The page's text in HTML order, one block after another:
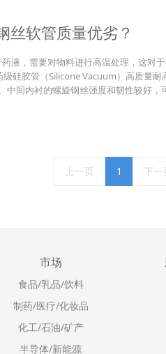
丝软管质量优劣？
液，需要对物料进行高温处理，这对
硅胶管（Silicone Vacuum）高质量
中间内衬的螺旋钢丝强度和韧性较好，
上一页 1 下一
市场
食品/乳品/饮料
制药/医疗/化妆品
化工/石油/矿产
半导体/新能源